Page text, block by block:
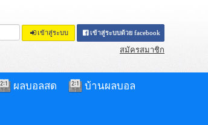
เข้าสู่ระบบ เข้าสู่ระบบด้วย facebook
สมัครสมาชิก
ผลบอลสด บ้านผลบอล